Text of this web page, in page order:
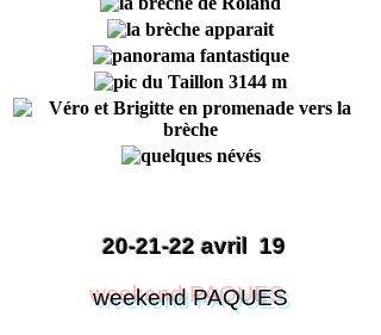
20-21-22 avril 19
weekend PAQUES